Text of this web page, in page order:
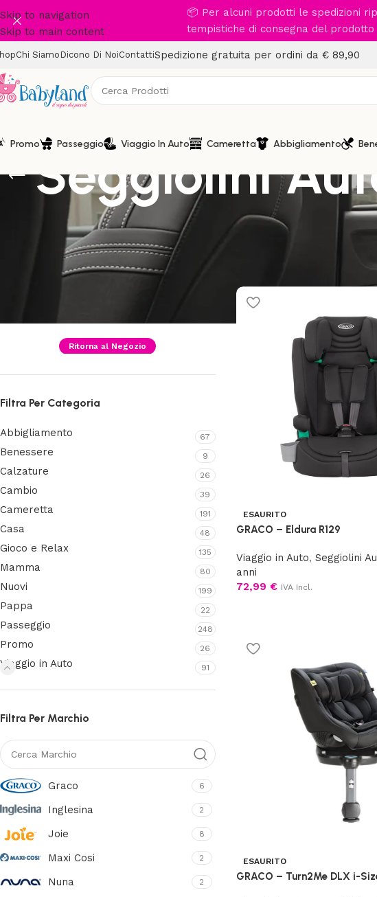
Skip to navigation
Skip to main content
📦 Per alcuni prodotti le spedizioni
tempistiche di consegna del
Chi Siamo Dicono Di NoiContattiSpedizione gratuita per ordini da € 89,90
Promo Passeggio Viaggio In Auto Cameretta Abbigliamento
Seggiolini
Nessun prodotto nel carrello.
Ritorna al Negozio
Filtra Per Categoria
Abbigliamento 67
Benessere 9
Calzature 26
Cambio 39
Cameretta 191
Casa 48
Gioco e Relax 135
Mamma 80
Nuovi 199
Pappa 22
Passeggio 248
Promo 26
Viaggio in Auto 91
Filtra Per Marchio
Graco 6
Inglesina 2
Joie 8
Maxi Cosi 2
Nuna 2
ESAURITO
GRACO – Eldura R129
Viaggio in Auto, Seggiolini
anni
72,99 € IVA Incl.
ESAURITO
GRACO – Turn2Me DLX i-